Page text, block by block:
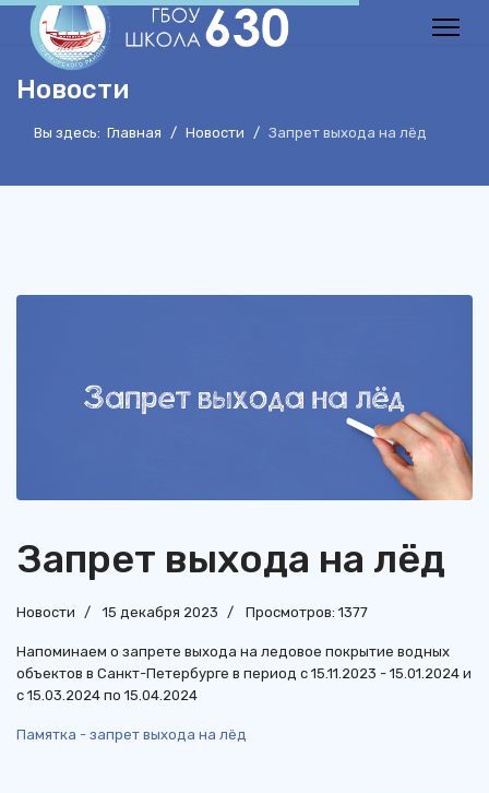
Новости
Вы здесь: Главная Новости Запрет выхода на лёд
Запрет выхода на лёд
Новости 15 декабря 2023 Просмотров: 1377
Напоминаем о запрете выхода на ледовое покрытие водных
объектов в Санкт-Петербурге в период с 15.11.2023 - 15.01.2024 и
с 15.03.2024 по 15.04.2024
Памятка - запрет выхода на лёд